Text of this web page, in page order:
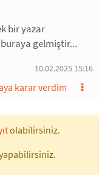
bir yazar
gelmiştir...
10.02.2025 15:16
karar verdim
olabilirsiniz.